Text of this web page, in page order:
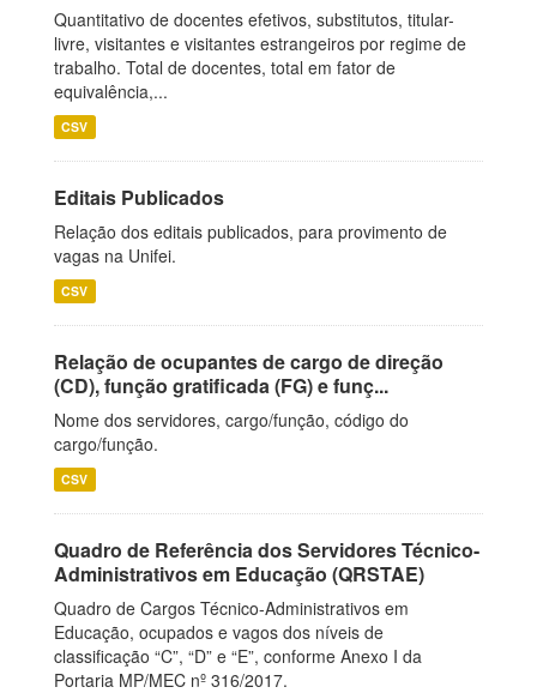
Quantitativo de docentes efetivos, substitutos, titular-
livre, visitantes e visitantes estrangeiros por regime de
trabalho. Total de docentes, total em fator de
equivalência,...
CSV
Editais Publicados
Relação dos editais publicados, para provimento de
vagas na Unifei.
CSV
Relação de ocupantes de cargo de direção
(CD), função gratificada (FG) e funç...
Nome dos servidores, cargo/função, código do
cargo/função.
CSV
Quadro de Referência dos Servidores Técnico-
Administrativos em Educação (QRSTAE)
Quadro de Cargos Técnico-Administrativos em
Educação, ocupados e vagos dos níveis de
classificação “C”, “D” e “E”, conforme Anexo I da
Portaria MP/MEC nº 316/2017.